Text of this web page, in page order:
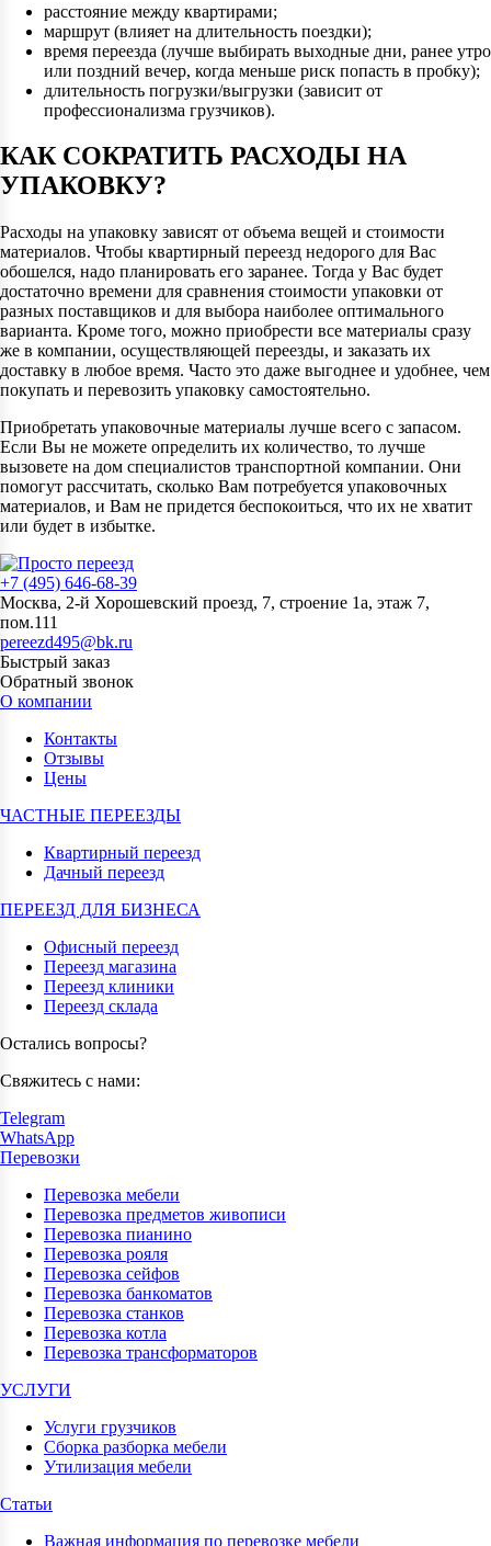
расстояние между квартирами;
маршрут (влияет на длительность поездки);
время переезда (лучше выбирать выходные дни, ранее утро
или поздний вечер, когда меньше риск попасть в пробку);
длительность погрузки/выгрузки (зависит от
профессионализма грузчиков).
КАК СОКРАТИТЬ РАСХОДЫ НА
УПАКОВКУ?
Расходы на упаковку зависят от объема вещей и стоимости
материалов. Чтобы квартирный переезд недорого для Вас
обошелся, надо планировать его заранее. Тогда у Вас будет
достаточно времени для сравнения стоимости упаковки от
разных поставщиков и для выбора наиболее оптимального
варианта. Кроме того, можно приобрести все материалы сразу
же в компании, осуществляющей переезды, и заказать их
доставку в любое время. Часто это даже выгоднее и удобнее, чем
покупать и перевозить упаковку самостоятельно.
Приобретать упаковочные материалы лучше всего с запасом.
Если Вы не можете определить их количество, то лучше
вызовете на дом специалистов транспортной компании. Они
помогут рассчитать, сколько Вам потребуется упаковочных
материалов, и Вам не придется беспокоиться, что их не хватит
или будет в избытке.
+7 (495) 646-68-39
Москва, 2-й Хорошевский проезд, 7, строение 1а, этаж 7,
пом.111
pereezd495@bk.ru
Быстрый заказ
Обратный звонок
О компании
Контакты
Отзывы
Цены
ЧАСТНЫЕ ПЕРЕЕЗДЫ
Квартирный переезд
Дачный переезд
ПЕРЕЕЗД ДЛЯ БИЗНЕСА
Офисный переезд
Переезд магазина
Переезд клиники
Переезд склада
Остались вопросы?
Свяжитесь с нами:
Telegram
WhatsApp
Перевозки
Перевозка мебели
Перевозка предметов живописи
Перевозка пианино
Перевозка рояля
Перевозка сейфов
Перевозка банкоматов
Перевозка станков
Перевозка котла
Перевозка трансформаторов
УСЛУГИ
Услуги грузчиков
Сборка разборка мебели
Утилизация мебели
Статьи
Важная информация по перевозке мебели